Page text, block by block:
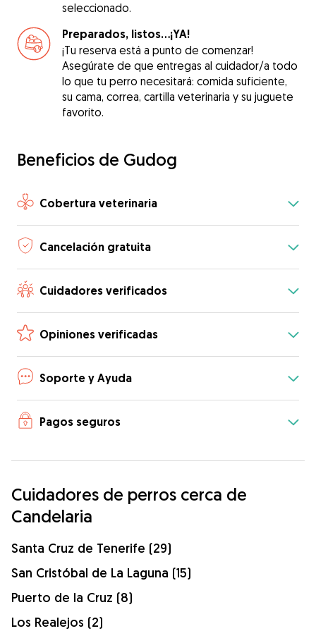
seleccionado.
Preparados, listos...¡YA!
¡Tu reserva está a punto de comenzar!
Asegúrate de que entregas al cuidador/a todo
lo que tu perro necesitará: comida suficiente,
su cama, correa, cartilla veterinaria y su juguete
favorito.
Beneficios de Gudog
Cobertura veterinaria
Cancelación gratuita
Cuidadores verificados
Opiniones verificadas
Soporte y Ayuda
Pagos seguros
Cuidadores de perros cerca de
Candelaria
Santa Cruz de Tenerife (29)
San Cristóbal de La Laguna (15)
Puerto de la Cruz (8)
Los Realejos (2)